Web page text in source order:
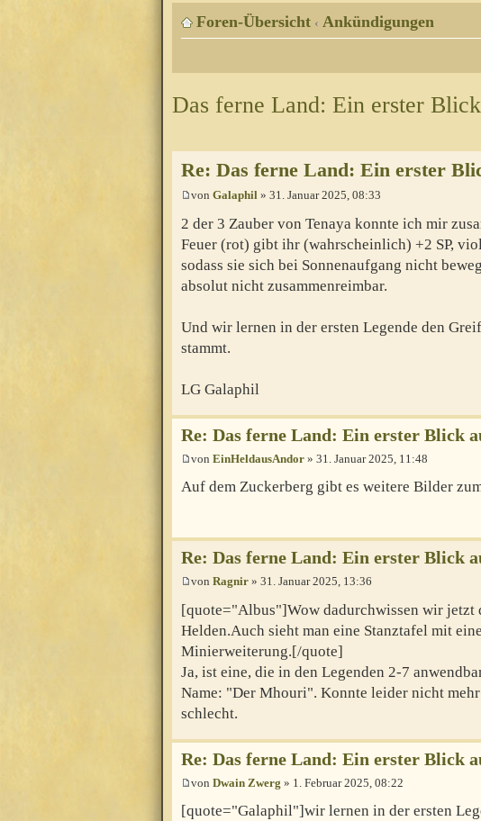
Foren-Übersicht ‹ Ankündigungen
Das ferne Land: Ein erster
Re: Das ferne Land: Ein erster
von Galaphil » 31. Januar 2025, 08:33
2 der 3 Zauber von Tenaya konnte ich mir
Feuer (rot) gibt ihr (wahrscheinlich) +2 SP,
sodass sie sich bei Sonnenaufgang nicht
absolut nicht zusammenreimbar.
Und wir lernen in der ersten Legende den
stammt.
LG Galaphil
Re: Das ferne Land: Ein erster Blick
von EinHeldausAndor » 31. Januar 2025, 11:48
Auf dem Zuckerberg gibt es weitere Bilder
Re: Das ferne Land: Ein erster Blick
von Ragnir » 31. Januar 2025, 13:36
[quote="Albus"]Wow dadurchwissen wir jetzt
Helden.Auch sieht man eine Stanztafel mit
Minierweiterung.[/quote]
Ja, ist eine, die in den Legenden 2-7
Name: "Der Mhouri". Konnte leider nicht
schlecht.
Re: Das ferne Land: Ein erster Blick
von Dwain Zwerg » 1. Februar 2025, 08:22
[quote="Galaphil"]wir lernen in der ersten